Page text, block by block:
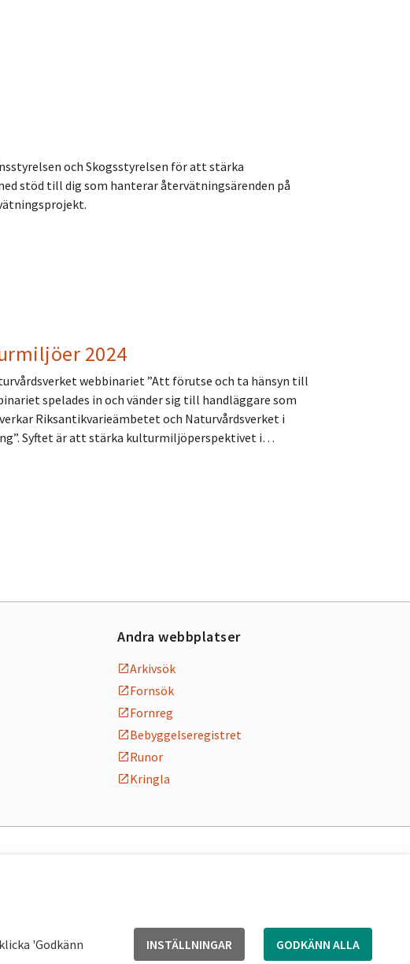
och Skogsstyrelsen för att stärka
stöd till dig som hanterar återvätningsärenden på
2024
webbinariet ”Att förutse och ta hänsyn till
spelades in och vänder sig till handläggare som
Riksantikvarieämbetet och Naturvårdsverket i
Syftet är att stärka kulturmiljöperspektivet i…
Andra webbplatser
Arkivsök
Fornsök
Fornreg
Bebyggelseregistret
Runor
Kringla
'Godkänn
INSTÄLLNINGAR GODKÄNN ALLA